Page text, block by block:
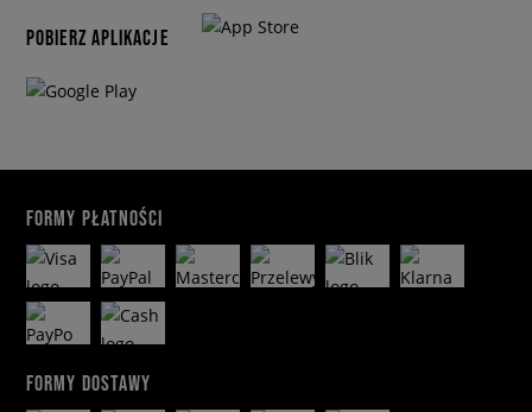
POBIERZ APLIKACJE
FORMY PŁATNOŚCI
FORMY DOSTAWY